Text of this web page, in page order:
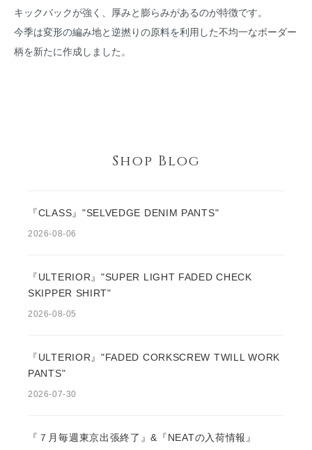
キックバックが強く、厚みと膨らみがあるのが特徴です。
今季は変形の編み地と逆撚りの原料を利用した不均一なボーダー
柄を新たに作成しました。
Shop Blog
『CLASS』"SELVEDGE DENIM PANTS"
2026-08-06
『ULTERIOR』"SUPER LIGHT FADED CHECK
SKIPPER SHIRT"
2026-08-05
『ULTERIOR』"FADED CORKSCREW TWILL WORK
PANTS"
2026-07-30
『７月毎週東京出張終了』&『NEATの入荷情報』